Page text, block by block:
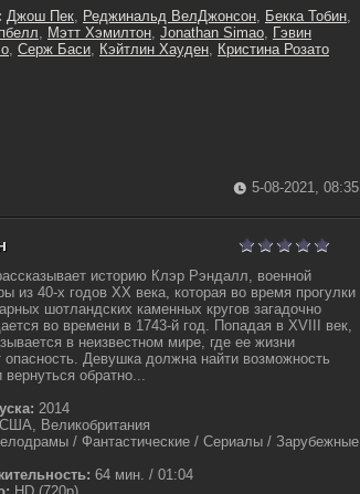
Джош Пек, Реджинальд ВелДжонсон, Бекка Тобин,
, Мэтт Хэмилтон, Jonathan Simao, Гэвин
, Серж Баси, Кэйтлин Хауден, Кристина Розато
5-08-2021, 08:35
историю Клэр Рэндалл, военной
из 40-х годов XX века, которая во время прогулки
шотландских каменных кругов загадочно
во времени в 1743-й год. Попадая в XVIII век,
в неизвестном мире, где ее жизни
опасность. Девушка должна найти возможность
вернуться обратно...
2014
США, Великобритания
/ Фантастические / Сериалы / Зарубежные
64 мин. / 01:04